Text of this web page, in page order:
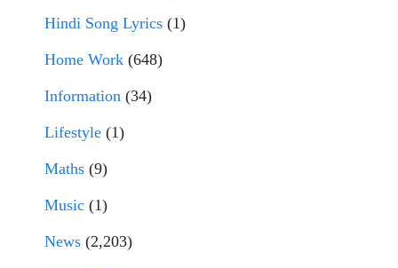
Hindi Song Lyrics (1)
Home Work (648)
Information (34)
Lifestyle (1)
Maths (9)
Music (1)
News (2,203)